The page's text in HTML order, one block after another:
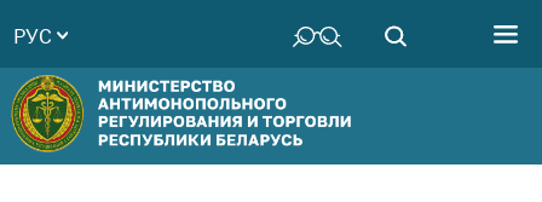
Руководство
Структура
Министерства
РУС